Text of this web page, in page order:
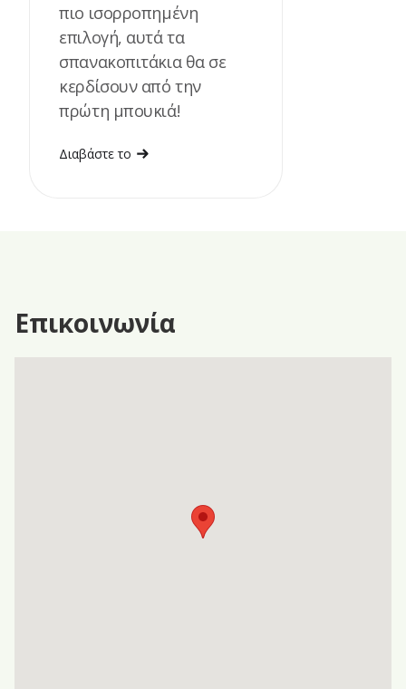
πιο ισορροπημένη
επιλογή, αυτά τα
σπανακοπιτάκια θα σε
κερδίσουν από την
πρώτη μπουκιά!
Διαβάστε το
Επικοινωνία